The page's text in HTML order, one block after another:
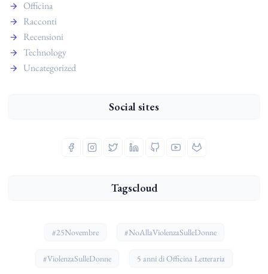
Officina
Racconti
Recensioni
Technology
Uncategorized
Social sites
Tagscloud
#25Novembre #NoAllaViolenzaSulleDonne
#ViolenzaSulleDonne 5 anni di Officina Letteraria